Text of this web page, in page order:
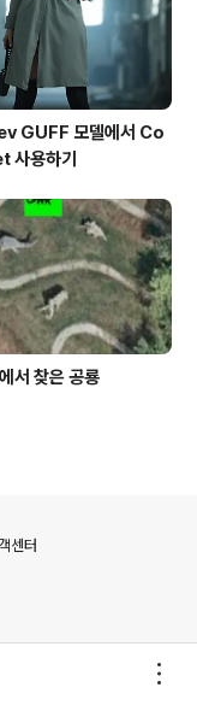
GUFF 모델에서 Co
용하기
서 찾은 공룡
센터